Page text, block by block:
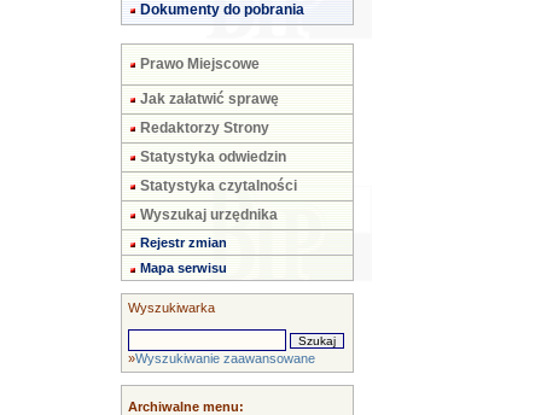
Dokumenty do pobrania
Prawo Miejscowe
Jak załatwić sprawę
Redaktorzy Strony
Statystyka odwiedzin
Statystyka czytalności
Wyszukaj urzędnika
Rejestr zmian
Mapa serwisu
Wyszukiwarka
»Wyszukiwanie zaawansowane
Archiwalne menu: